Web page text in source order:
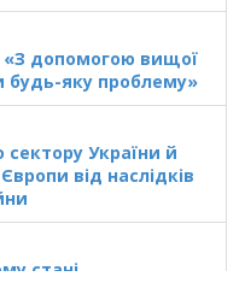
«З допомогою вищої
яку проблему»
сектору України й
від наслідків
стані